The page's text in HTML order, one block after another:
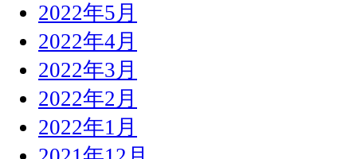
2022年5月
2022年4月
2022年3月
2022年2月
2022年1月